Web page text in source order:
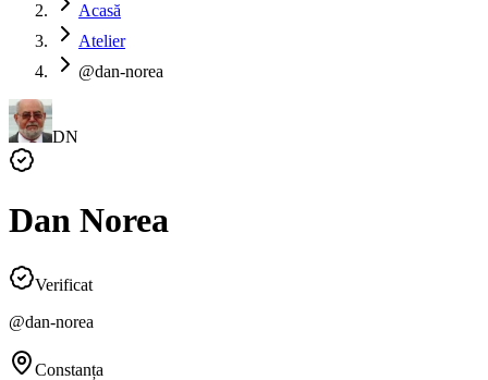
Acasă
Atelier
@dan-norea
DN
Dan Norea
Verificat
@dan-norea
Constanța